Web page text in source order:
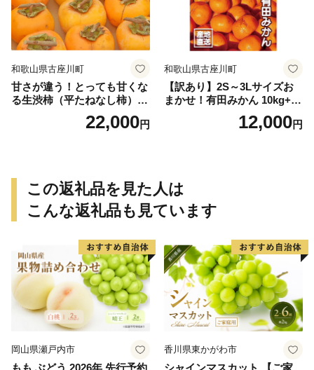
和歌山県古座川町
甘さが違う！とっても甘くな
る生渋柿（平たねなし柿）吊
ップ付約4.5～5kg 約24～30
22,000円
和歌山県古座川町
【訳あり】2S～3Lサイズお
まかせ！有田みかん 10kg+2k
g保証分 11月から12月下旬ま
でに順次発送致します。 / 訳
12,000円
この返礼品を見た人は
こんな返礼品も見ています
岡山県瀬戸内市
もも ぶどう 2026年 先行予約
香川県東かがわ市
シャインマスカット 【ご家